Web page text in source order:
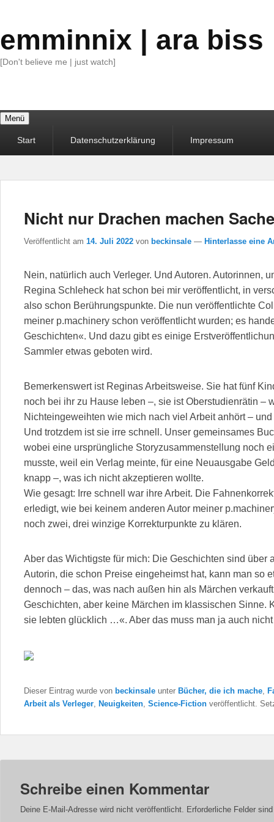
emminnix | ara biss
[Don't believe me | just watch]
Menü
MenüStart Datenschutzerklärung Impressum
Nicht nur Drachen machen
Veröffentlicht am 14. Juli 2022 von beckinsale — Hinterlasse eine
Nein, natürlich auch Verleger. Und Autoren. Autorinnen,
Regina Schleheck hat schon bei mir veröffentlicht, in
also schon Berührungspunkte. Die nun veröffentlichte
meiner p.machinery schon veröffentlicht wurden; es
Geschichten«. Und dazu gibt es einige
Sammler etwas geboten wird.
Bemerkenswert ist Reginas Arbeitsweise. Sie hat fünf
noch bei ihr zu Hause leben –, sie ist Oberstudienrätin –
Nichteingeweihten wie mich nach viel Arbeit anhört –
Und trotzdem ist sie irre schnell. Unser gemeinsames
wobei eine ursprüngliche Storyzusammenstellung noch
musste, weil ein Verlag meinte, für eine Neuausgabe
knapp –, was ich nicht akzeptieren wollte.
Wie gesagt: Irre schnell war ihre Arbeit. Die
erledigt, wie bei keinem anderen Autor meiner
noch zwei, drei winzige Korrekturpunkte zu klären.
Aber das Wichtigste für mich: Die Geschichten sind über
Autorin, die schon Preise eingeheimst hat, kann man so
dennoch – das, was nach außen hin als Märchen
Geschichten, aber keine Märchen im klassischen
sie lebten glücklich …«. Aber das muss man ja auch
Dieser Eintrag wurde von beckinsale unter Bücher, die ich mache
Arbeit als Verleger
Neuigkeiten Science-Fiction veröffentlicht.
Schreibe einen Kommentar
Deine E-Mail-Adresse wird nicht veröffentlicht. Erforderliche Felder